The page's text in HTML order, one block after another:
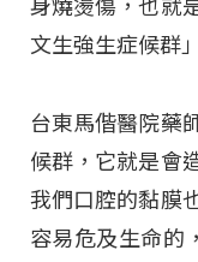
身燒燙傷，也就
文生強生症候群
台東馬偕醫院藥
候群，它就是會
我們口腔的黏膜
容易危及生命的